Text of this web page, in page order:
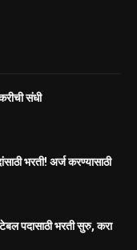
संधी
भरती! अर्ज करण्यासाठी
पदासाठी भरती सुरु, करा